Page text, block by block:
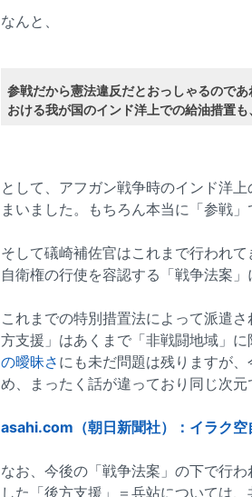
なんと、
参戦だから憲法違反だとおっしゃるので
おける我が国のインド洋上での給油措置
として、アフガン戦争時のインド洋
まいました。もちろん本当に「参戦
そして礒崎補佐官はこれまで行われ
自衛権の行使を容認する「戦争法案
これまでの特別措置法によって派遣
方支援」はあくまで「非戦闘地域」
の曖昧さ にも未だ問題は残りますが
め、まったく話が違っており同じ次元
asahi.com（朝日新聞社）：イラク
なお、今後の「戦争法案」の下で行
した「後方支援」＝兵站については